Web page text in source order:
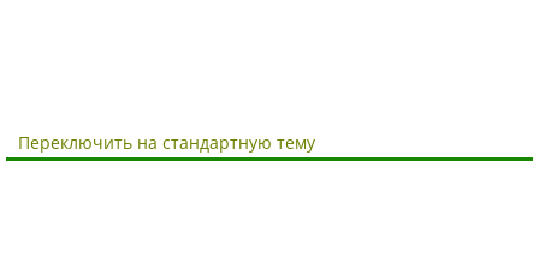
Переключить на стандартную тему